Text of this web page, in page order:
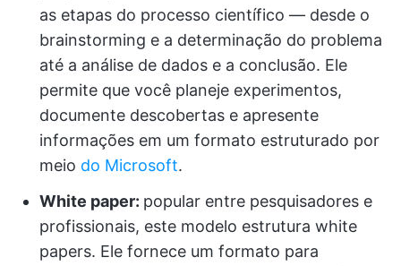
as etapas do processo científico — desde o
brainstorming e a determinação do problema
até a análise de dados e a conclusão. Ele
permite que você planeje experimentos,
documente descobertas e apresente
informações em um formato estruturado por
meio do Microsoft.
White paper: popular entre pesquisadores e
profissionais, este modelo estrutura white
papers. Ele fornece um formato para